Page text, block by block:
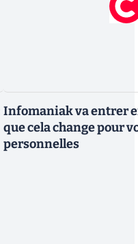
Infomaniak va entrer
que cela change pour
personnelles